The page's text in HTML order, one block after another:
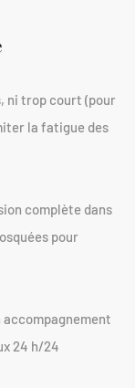
ni trop court (pour
la fatigue des
complète dans
pour
accompagnement
24 h/24